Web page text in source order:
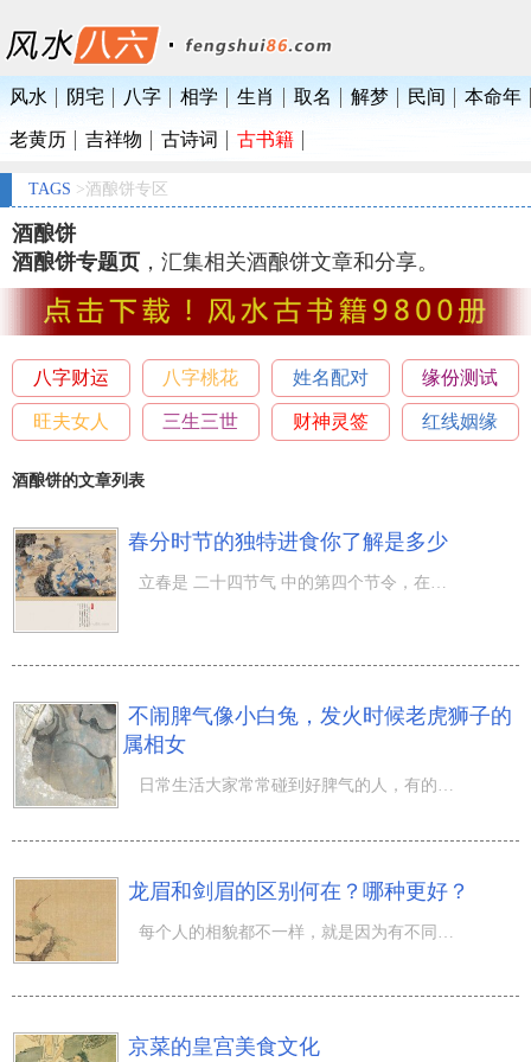
风水 阴宅 八字 相学 生肖 取名 解梦 民间 本命年
老黄历 吉祥物 古诗词 古书籍
TAGS >酒酿饼专区
酒酿饼
酒酿饼专题页 ，汇集相关酒酿饼文章和分享。
八字财运 八字桃花 姓名配对 缘份测试
旺夫女人 三生三世 财神灵签 红线姻缘
酒酿饼的文章列表
春分时节的独特进食你了解是多少
立春是 二十四节气 中的第四个节令，在中国传统式中医药学中，注重依照季节来吃相匹配的食材。可是在销售市
不闹脾气像小白兔，发火时候老虎狮子的
属相女
日常生活大家常常碰到好脾气的人，有的人的确是与生俱来的好脾气，但有的人并并不是性子多么好，她们仅仅较
龙眉和剑眉的区别何在？哪种更好？
京菜的皇宫美食文化